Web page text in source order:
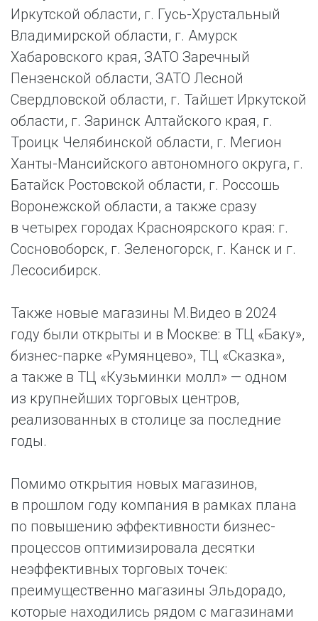
Иркутской области, г. Гусь-Хрустальный
Владимирской области, г. Амурск
Хабаровского края, ЗАТО Заречный
Пензенской области, ЗАТО Лесной
Свердловской области, г. Тайшет Иркутской
области, г. Заринск Алтайского края, г.
Троицк Челябинской области, г. Мегион
Ханты-Мансийского автономного округа, г.
Батайск Ростовской области, г. Россошь
Воронежской области, а также сразу
в четырех городах Красноярского края: г.
Сосновоборск, г. Зеленогорск, г. Канск и г.
Лесосибирск.
Также новые магазины М.Видео в 2024
году были открыты и в Москве: в ТЦ «Баку»,
бизнес-парке «Румянцево», ТЦ «Сказка»,
а также в ТЦ «Кузьминки молл» — одном
из крупнейших торговых центров,
реализованных в столице за последние
годы.
Помимо открытия новых магазинов,
в прошлом году компания в рамках плана
по повышению эффективности бизнес-
процессов оптимизировала десятки
неэффективных торговых точек:
преимущественно магазины Эльдорадо,
которые находились рядом с магазинами